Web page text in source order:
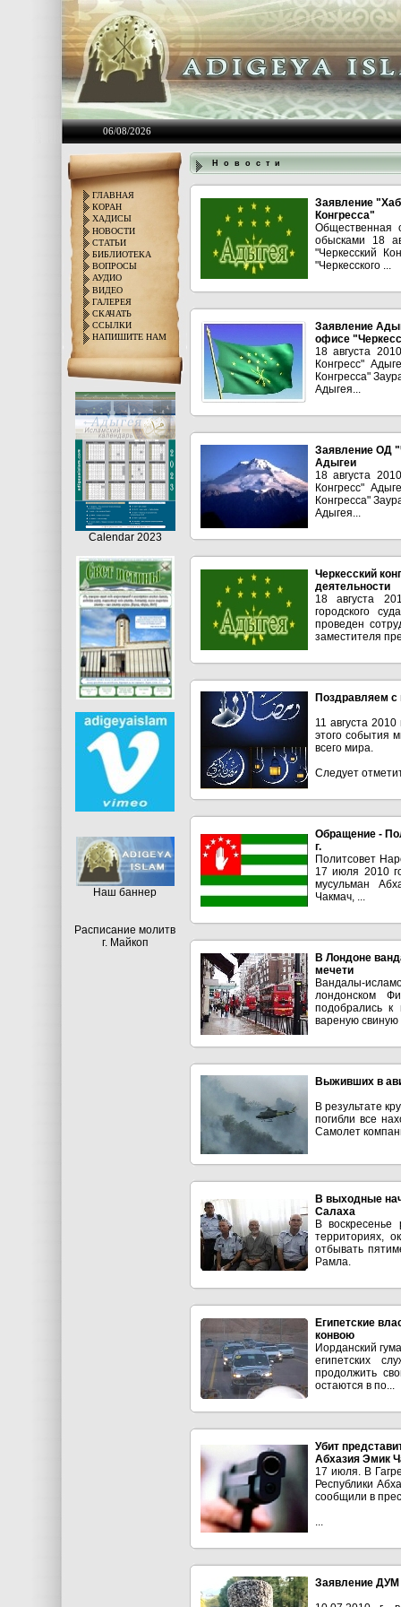
06/08/2026
ГЛАВНАЯ
КОРАН
ХАДИСЫ
НОВОСТИ
СТАТЬИ
БИБЛИОТЕКА
ВОПРОСЫ
АУДИО
ВИДЕО
ГАЛЕРЕЯ
СКАЧАТЬ
ССЫЛКИ
НАПИШИТЕ НАМ
Calendar 2023
Hаш баннер
Расписание молитв
г. Майкоп
Н о в о с т и
Заявление
Конгресса"
Общественная
обысками 18
"Черкесский
"Черкесского ...
Заявление
офисе
18 августа
Конгресс"
Конгресса"
Адыгея...
Заявление ОД
Адыгеи
18 августа
Конгресс"
Конгресса"
Адыгея...
Черкесский
деятельности
18 августа
городского
проведен
заместителя
Поздравляем с
11 августа
этого события
всего мира.
Следует
Обращение -
г.
Политсовет
17 июля 2010
мусульман
Чакмач, ...
В Лондоне
мечети
Вандалы-
лондонском
подобрались к
вареную свиную
Выживших в
В результате
погибли все
Самолет
В выходные
Салаха
В воскресенье
территориях,
отбывать
Рамла.
Египетские
конвою
Иорданский
египетских
продолжить
остаются в по...
Убит
Абхазия Эмик
17 июля. В
Республики
сообщили в
...
Заявление